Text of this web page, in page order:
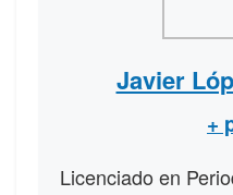
Javier
+
Licenciado en